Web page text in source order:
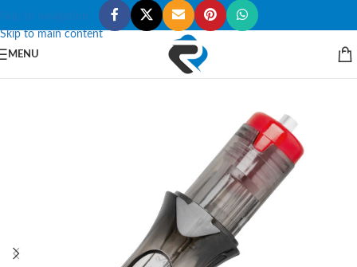
Skip to navigation
Skip to main content
MENU